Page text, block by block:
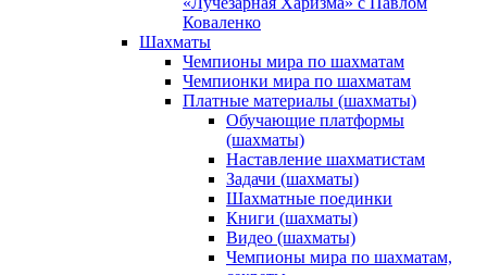
Коваленко
Шахматы
Чемпионы мира по шахматам
Чемпионки мира по шахматам
Платные материалы (шахматы)
Обучающие платформы
(шахматы)
Наставление шахматистам
Задачи (шахматы)
Шахматные поединки
Книги (шахматы)
Видео (шахматы)
Чемпионы мира по шахматам,